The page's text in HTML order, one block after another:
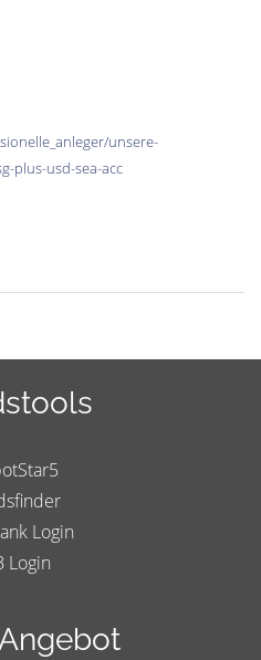
unsere-
plus-usd-sea-acc
Login
Login